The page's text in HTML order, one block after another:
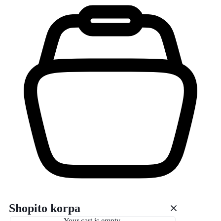
Shopito korpa